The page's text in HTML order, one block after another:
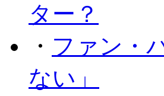
ター？
・ ファン・
ない」